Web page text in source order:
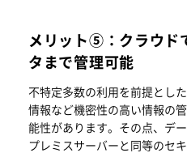
メリット⑤：クラウド
タまで管理可能
不特定多数の利用を前提とし
情報など機密性の高い情報の
能性があります。その点、デ
プレミスサーバーと同等のセ